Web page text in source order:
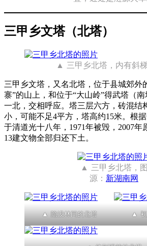
三甲乡文塔（北塔）
三甲乡北塔，内有斜
三甲乡文塔，又名北塔，位于县城郊外
寨”的山上，和位于“大山岭”得武塔（
一北，交相呼应。塔三层六方，砖混结
小，可能不足4平方，塔高约15米。根
于清道光十八年，1971年被毁，2007年
13建文物全部归还下土。
三甲乡北塔，图
源： 新湖南网
隐没林间的北塔